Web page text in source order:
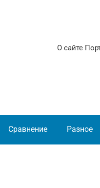
О сайте
Сравнение Разное